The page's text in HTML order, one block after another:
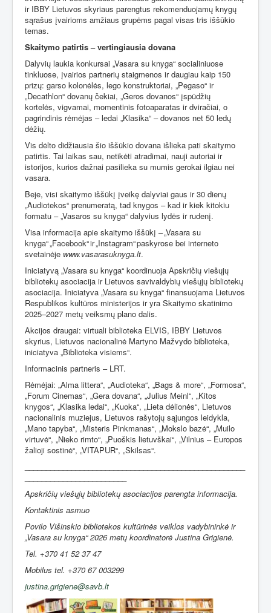
ir IBBY Lietuvos skyriaus parengtus rekomenduojamų knygų
sąrašus įvairioms amžiaus grupėms pagal visas tris iššūkio
temas.
Skaitymo patirtis – vertingiausia dovana
Dalyvių laukia konkursai „Vasara su knyga“ socialiniuose
tinkluose, įvairios partnerių staigmenos ir daugiau kaip 150
prizų: garso kolonėlės, lego konstruktoriai, „Pegaso“ ir
„Decathlon“ dovanų čekiai, „Geros dovanos“ įspūdžių
kortelės, vigvamai, momentinis fotoaparatas ir dviračiai, o
pagrindinis rėmėjas – ledai „Klasika“ – dovanos net 50 ledų
dėžių.
Vis dėlto didžiausia šio iššūkio dovana išlieka pati skaitymo
patirtis. Tai laikas sau, netikėti atradimai, nauji autoriai ir
istorijos, kurios dažnai pasilieka su mumis gerokai ilgiau nei
vasara.
Beje, visi skaitymo iššūkį įveikę dalyviai gaus ir 30 dienų
„Audiotekos“ prenumeratą, tad knygos – kad ir kiek kitokiu
formatu – „Vasaros su knyga“ dalyvius lydės ir rudenį.
Visa informacija apie skaitymo iššūkį – „Vasara su
knyga“ „Facebook“ ir „Instagram“ paskyrose bei interneto
svetainėje www.vasarasuknyga.lt.
Iniciatyvą „Vasara su knyga“ koordinuoja Apskričių viešųjų
bibliotekų asociacija ir Lietuvos savivaldybių viešųjų bibliotekų
asociacija. Iniciatyva „Vasara su knyga“ finansuojama Lietuvos
Respublikos kultūros ministerijos ir yra Skaitymo skatinimo
2025–2027 metų veiksmų plano dalis.
Akcijos draugai: virtuali biblioteka ELVIS, IBBY Lietuvos
skyrius, Lietuvos nacionalinė Martyno Mažvydo biblioteka,
iniciatyva „Biblioteka visiems“.
Informacinis partneris – LRT.
Rėmėjai: „Alma littera“, „Audioteka“, „Bags & more“, „Formosa“,
„Forum Cinemas“, „Gera dovana“, „Julius Meinl“, „Kitos
knygos“, „Klasika ledai“, „Kuoka“, „Lieta dėlionės“, Lietuvos
nacionalinis muziejus, Lietuvos rašytojų sąjungos leidykla,
„Mano tapyba“, „Misteris Pinkmanas“, „Mokslo bazė“, „Muilo
virtuvė“, „Nieko rimto“, „Puoškis lietuvškai“, „Vilnius – Europos
žalioji sostinė“, „VITAPUR“, „Skilsas“.
Apskričių viešųjų bibliotekų asociacijos parengta informacija.
Kontaktinis asmuo
Povilo Višinskio bibliotekos kultūrinės veiklos vadybininkė ir
„Vasara su knyga“ 2026 metų koordinatorė Justina Grigienė.
Tel. +370 41 52 37 47
Mobilus tel. +370 67 003299
justina.grigiene@savb.lt